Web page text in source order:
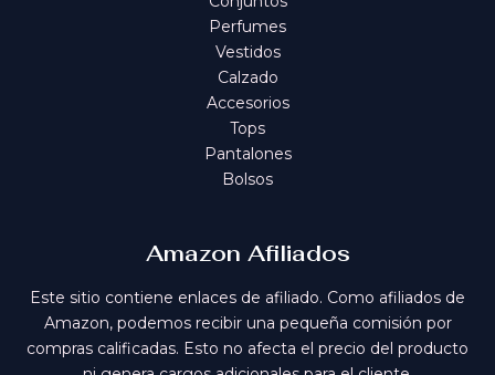
Perfumes
Vestidos
Calzado
Accesorios
Tops
Pantalones
Bolsos
Amazon Afiliados
Este sitio contiene enlaces de afiliado. Como afiliados de
Amazon, podemos recibir una pequeña comisión por
compras calificadas. Esto no afecta el precio del producto